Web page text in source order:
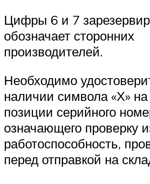
Цифры 6 и 7
обозначает сторонних
производителей.
Необходимо
наличии символа «Х»
позиции серийного
означающего проверку
работоспособность,
перед отправкой на